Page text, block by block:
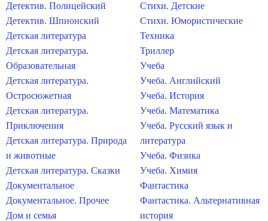
Детектив. Полицейский
Детектив. Шпионский
Детская литература
Детская литература.
Образовательная
Детская литература.
Остросюжетная
Детская литература.
Приключения
Детская литература. Природа
и животные
Детская литература. Сказки
Документальное
Документальное. Прочее
Дом и семья
Стихи. Детские
Стихи. Юмористические
Техника
Триллер
Учеба
Учеба. Английский
Учеба. История
Учеба. Математика
Учеба. Русский язык и
литература
Учеба. Физика
Учеба. Химия
Фантастика
Фантастика. Альтернативная
история